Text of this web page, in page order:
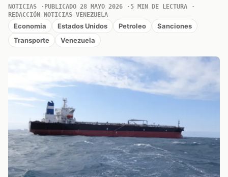
NOTICIAS PUBLICADO 28 MAYO 2026
5 MIN DE LECTURA
REDACCIÓN NOTICIAS VENEZUELA
Economia Estados Unidos Petroleo
Sanciones
Transporte
Venezuela